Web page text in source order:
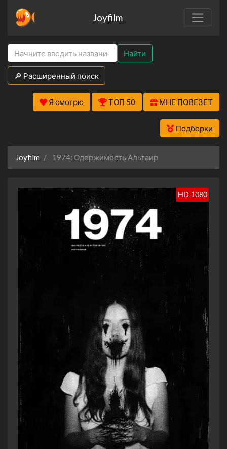
Joyfilm
Найти
🔎 Расширенный поиск
Я смотрю ТОП 50 МНЕ ПОВЕЗЕТ
Подборки
Joyfilm 1974: Одержимость Альтаир
HD 1080